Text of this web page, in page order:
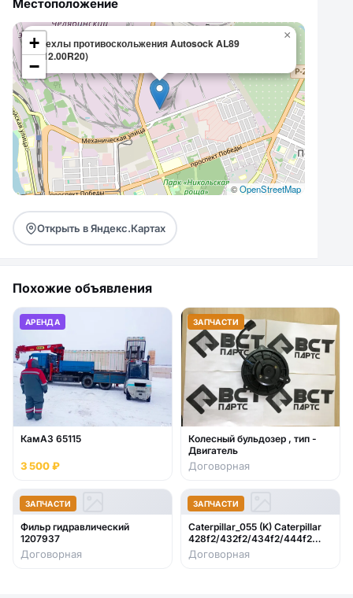
Местоположение
Чехлы противоскольжения Autosock AL89
(12.00R20)
×
+
−
©OpenStreetMap
Открыть в Яндекс.Картах
Похожие объявления
АРЕНДА
КамАЗ 65115
3 500 ₽
ЗАПЧАСТИ
Колесный бульдозер , тип -
Двигатель
Договорная
ЗАПЧАСТИ
Фильр гидравлический
1207937
Договорная
ЗАПЧАСТИ
Caterpillar_055 (K) Caterpillar
428f2/432f2/434f2/444f2
2017- стекло лобовое нижнее
правое (закаленное)382-2344
Договорная